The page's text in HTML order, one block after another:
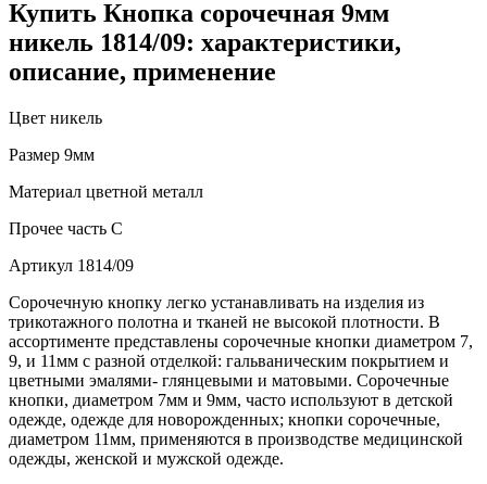
Купить Кнопка сорочечная 9мм
никель 1814/09: характеристики,
описание, применение
Цвет никель
Размер 9мм
Материал цветной металл
Прочее часть C
Артикул 1814/09
Сорочечную кнопку легко устанавливать на изделия из
трикотажного полотна и тканей не высокой плотности. В
ассортименте представлены сорочечные кнопки диаметром 7,
9, и 11мм с разной отделкой: гальваническим покрытием и
цветными эмалями- глянцевыми и матовыми. Сорочечные
кнопки, диаметром 7мм и 9мм, часто используют в детской
одежде, одежде для новорожденных; кнопки сорочечные,
диаметром 11мм, применяются в производстве медицинской
одежды, женской и мужской одежде.